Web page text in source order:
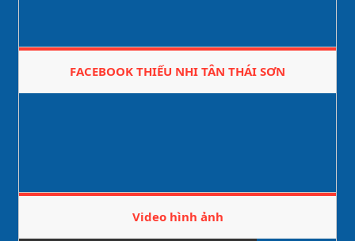
FACEBOOK THIẾU NHI TÂN THÁI SƠN
Video hình ảnh